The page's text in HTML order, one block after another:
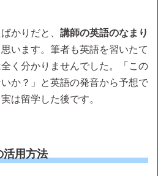
かりだと、 講師の英語のなまり
思います。筆者も英語を習いたて
く分かりませんでした。「この
か？」と英語の発音から予想で
は留学した後です。
活用方法